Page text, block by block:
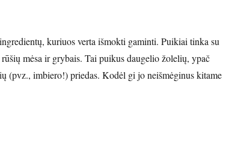
kuriuos verta išmokti gaminti. Puikiai tinka su
mėsa ir grybais. Tai puikus daugelio žolelių, ypač
(pvz., imbiero!) priedas. Kodėl gi jo neišmėginus kitame